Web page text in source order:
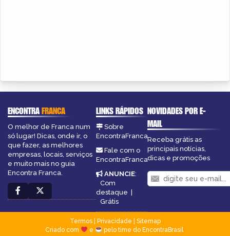
ENCONTRAFRANCA
O melhor de Franca num
só lugar! Dicas, onde ir, o
que fazer, as melhores
empresas, locais, serviços
e muito mais no guia
Encontra Franca.
LINKS RÁPIDOS
Sobre
EncontraFranca
Fale com o
EncontraFranca
ANUNCIE:
Com
destaque |
Grátis
NOVIDADES POR E-
MAIL
Receba grátis as
principais notícias,
dicas e promoções
Termos| Privacidade
Sitemap
Criado com
e pelo time do EncontraBrasil